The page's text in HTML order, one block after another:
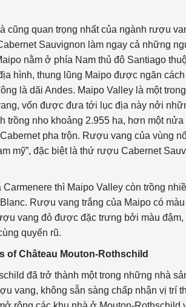
cũng quan trọng nhất của ngành rượu
Sauvignon làm ngay cả những
nằm ở phía Nam thủ đô Santiago
hình, thung lũng Maipo được ngăn
là dãi Andes. Maipo Valley là một
vốn được đưa tới lục địa này nởi
trồng nho khoảng 2.955 ha, hơn một
pha trộn. Rượu vang của vùng
mỹ”, đặc biệt là thứ rượu Cabernet
thì Maipo Valley còn trồng
Rượu vang trắng của Maipo có
vang đỏ được đặc trưng bởi màu đậm,
quyến rũ.
of Château Mouton-Rothschild
đã trở thành một trong những nhà
vang, không sẵn sàng chấp nhận vị trí